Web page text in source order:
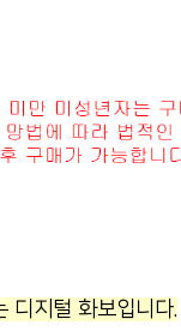
디지털 화보입니다.